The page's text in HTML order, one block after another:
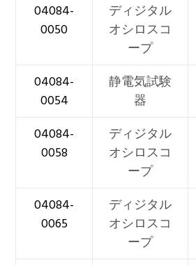
04084-
0050
ディジタル
オシロスコ
ープ
04084-
0054
静電気試験
器
04084-
0058
ディジタル
オシロスコ
ープ
04084-
0065
ディジタル
オシロスコ
ープ